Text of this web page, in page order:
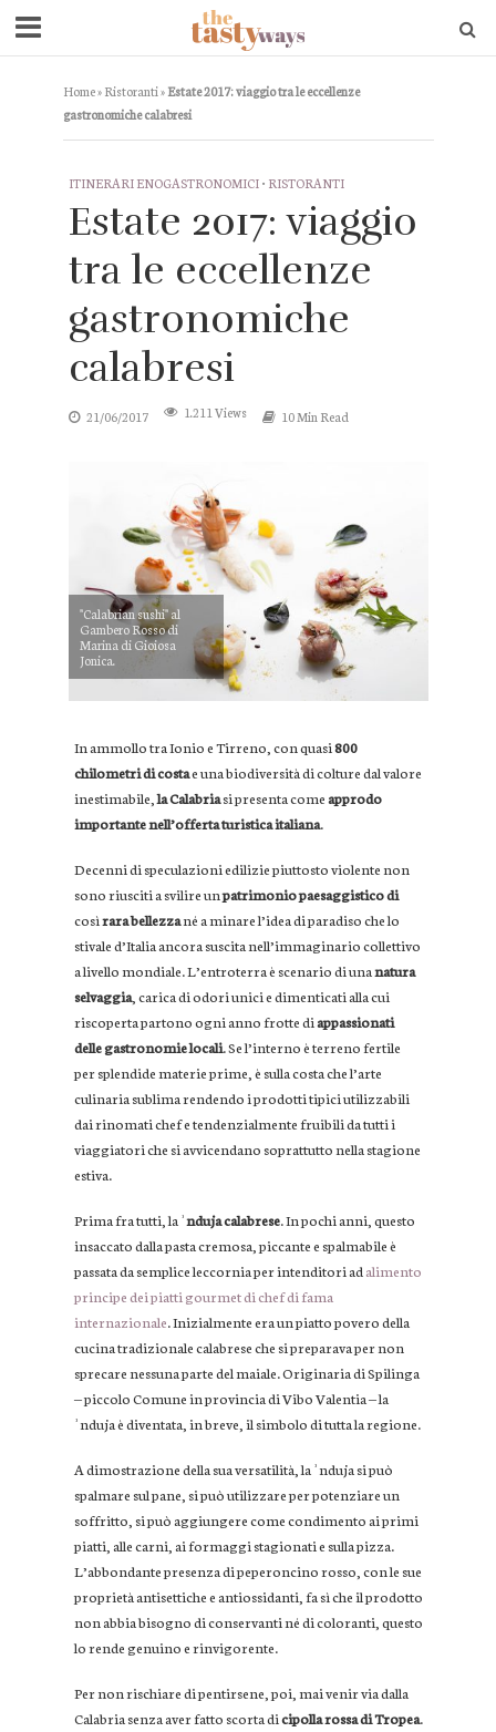
Home»Ristoranti»Estate 2017: viaggio tra le eccellenze
gastronomiche calabresi
ITINERARI ENOGASTRONOMICI • RISTORANTI
Estate 2017: viaggio
tra le eccellenze
gastronomiche
calabresi
21/06/2017 1.211 Views 10 Min Read
"Calabrian sushi" al
Gambero Rosso di
Marina di Gioiosa
Jonica.
In ammollo tra Ionio e Tirreno, con quasi800
chilometri di costae una biodiversità di colture dal valore
inestimabile,la Calabriasi presenta comeapprodo
importante nell’offerta turistica italiana.
Decenni di speculazioni edilizie piuttosto violente non
sono riusciti a svilire unpatrimonio paesaggistico di
cosìrara bellezzané a minare l’idea di paradiso che lo
stivale d’Italia ancora suscita nell’immaginario collettivo
a livello mondiale. L’entroterra è scenario di unanatura
selvaggia, carica di odori unici e dimenticati alla cui
riscoperta partono ogni anno frotte diappassionati
delle gastronomie locali. Se l’interno è terreno fertile
per splendide materie prime, è sulla costa che l’arte
culinaria sublima rendendo i prodotti tipici utilizzabili
dai rinomati chef e tendenzialmente fruibili da tutti i
viaggiatori che si avvicendano soprattutto nella stagione
estiva.
Prima fra tutti, la ʾnduja calabrese. In pochi anni, questo
insaccato dalla pasta cremosa, piccante e spalmabile è
passata da semplice leccornia per intenditori ad alimento
principe dei piatti gourmet di chef di fama
internazionale. Inizialmente era un piatto povero della
cucina tradizionale calabrese che si preparava per non
sprecare nessuna parte del maiale. Originaria di Spilinga
‒ piccolo Comune in provincia di Vibo Valentia ‒ la
ʾnduja è diventata, in breve, il simbolo di tutta la regione.
A dimostrazione della sua versatilità, la ʾnduja si può
spalmare sul pane, si può utilizzare per potenziare un
soffritto, si può aggiungere come condimento ai primi
piatti, alle carni, ai formaggi stagionati e sulla pizza.
L’abbondante presenza di peperoncino rosso, con le sue
proprietà antisettiche e antiossidanti, fa sì che il prodotto
non abbia bisogno di conservanti né di coloranti, questo
lo rende genuino e rinvigorente.
Per non rischiare di pentirsene, poi, mai venir via dalla
Calabria senza aver fatto scorta dicipolla rossa di Tropea.